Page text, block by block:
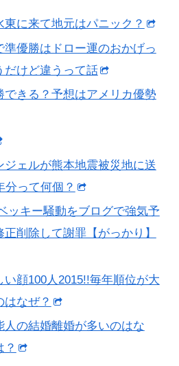
東に来て地元はパニック？
準優勝はドロー運のおかげっ
だけど違うって話
できる？予想はアメリカ優勢
ジェルが熊本地震被災地に送
分って何個？
ッキー騒動をブログで強気予
削除して謝罪【がっかり】
い顔100人2015!!毎年順位が大
はなぜ？
人の結婚離婚が多いのはな
？